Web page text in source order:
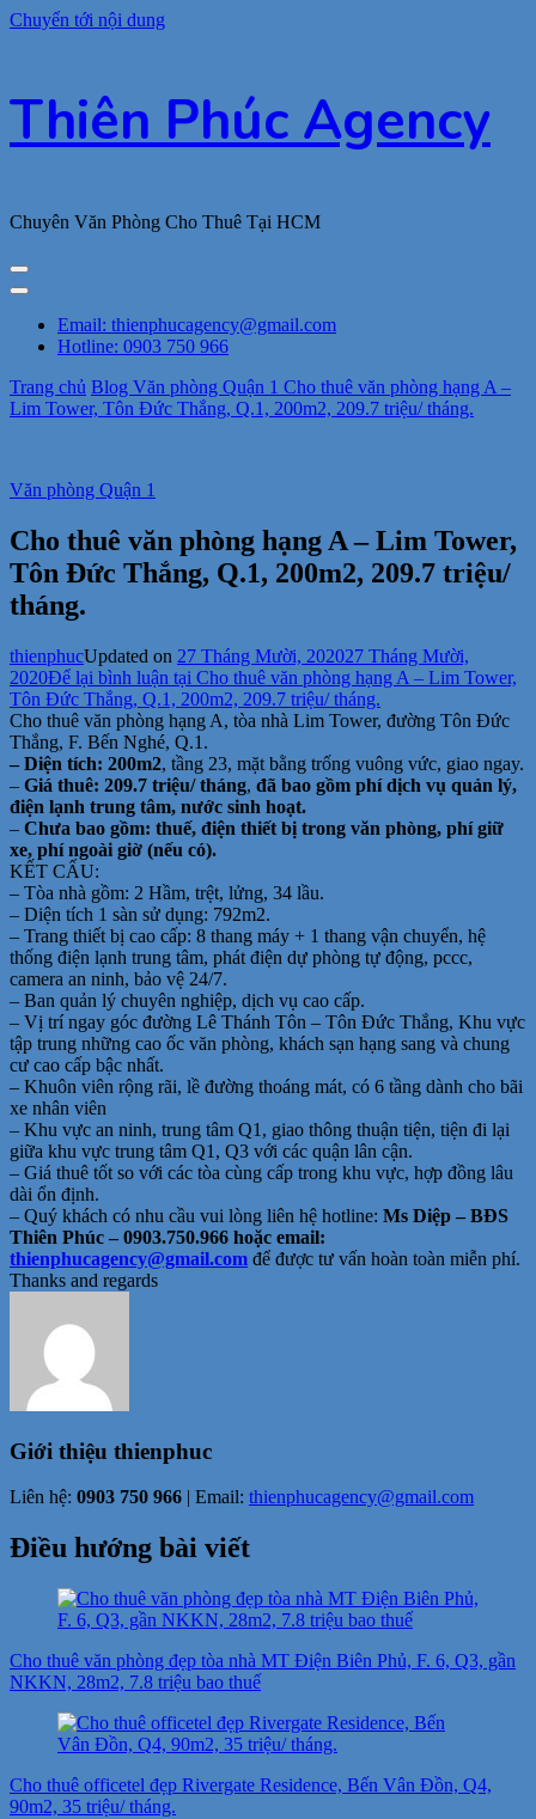
Chuyển tới nội dung
Thiên Phúc Agency
Chuyên Văn Phòng Cho Thuê Tại HCM
Email: thienphucagency@gmail.com
Hotline: 0903 750 966
Trang chủ Blog Văn phòng Quận 1 Cho thuê văn phòng hạng A –
Lim Tower, Tôn Đức Thắng, Q.1, 200m2, 209.7 triệu/ tháng.
Văn phòng Quận 1
Cho thuê văn phòng hạng A – Lim Tower,
Tôn Đức Thắng, Q.1, 200m2, 209.7 triệu/
tháng.
thienphucUpdated on 27 Tháng Mười, 202027 Tháng Mười,
2020Để lại bình luận tại Cho thuê văn phòng hạng A – Lim Tower,
Tôn Đức Thắng, Q.1, 200m2, 209.7 triệu/ tháng.
Cho thuê văn phòng hạng A, tòa nhà Lim Tower, đường Tôn Đức
Thắng, F. Bến Nghé, Q.1.
– Diện tích: 200m2, tầng 23, mặt bằng trống vuông vức, giao ngay.
– Giá thuê: 209.7 triệu/ tháng, đã bao gồm phí dịch vụ quản lý,
điện lạnh trung tâm, nước sinh hoạt.
– Chưa bao gồm: thuế, điện thiết bị trong văn phòng, phí giữ
xe, phí ngoài giờ (nếu có).
KẾT CẤU:
– Tòa nhà gồm: 2 Hầm, trệt, lửng, 34 lầu.
– Diện tích 1 sàn sử dụng: 792m2.
– Trang thiết bị cao cấp: 8 thang máy + 1 thang vận chuyển, hệ
thống điện lạnh trung tâm, phát điện dự phòng tự động, pccc,
camera an ninh, bảo vệ 24/7.
– Ban quản lý chuyên nghiệp, dịch vụ cao cấp.
– Vị trí ngay góc đường Lê Thánh Tôn – Tôn Đức Thắng, Khu vực
tập trung những cao ốc văn phòng, khách sạn hạng sang và chung
cư cao cấp bậc nhất.
– Khuôn viên rộng rãi, lề đường thoáng mát, có 6 tầng dành cho bãi
xe nhân viên
– Khu vực an ninh, trung tâm Q1, giao thông thuận tiện, tiện đi lại
giữa khu vực trung tâm Q1, Q3 với các quận lân cận.
– Giá thuê tốt so với các tòa cùng cấp trong khu vực, hợp đồng lâu
dài ổn định.
– Quý khách có nhu cầu vui lòng liên hệ hotline: Ms Diệp – BĐS
Thiên Phúc – 0903.750.966 hoặc email:
thienphucagency@gmail.com để được tư vấn hoàn toàn miễn phí.
Thanks and regards
Giới thiệu thienphuc
Liên hệ: 0903 750 966 | Email: thienphucagency@gmail.com
Điều hướng bài viết
Cho thuê văn phòng đẹp tòa nhà MT Điện Biên Phủ, F. 6, Q3, gần
NKKN, 28m2, 7.8 triệu bao thuế
Cho thuê officetel đẹp Rivergate Residence, Bến Vân Đồn, Q4,
90m2, 35 triệu/ tháng.